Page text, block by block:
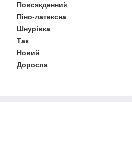
Повсякденний
Піно-латексна
Шнурівка
Так
Новий
Доросла